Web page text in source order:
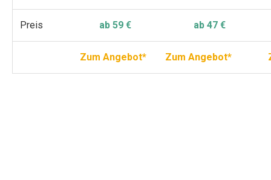
Preis ab 59 € ab 47 €
Zum Angebot* Zum Angebot*